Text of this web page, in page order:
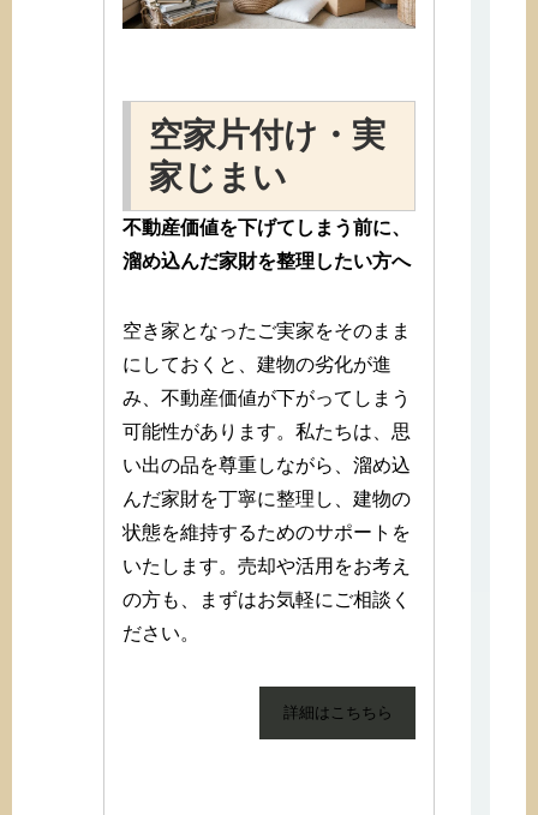
空家片付け・実
家じまい
不動産価値を下げてしまう前に、
溜め込んだ家財を整理したい方へ
空き家となったご実家をそのまま
にしておくと、建物の劣化が進
み、不動産価値が下がってしまう
可能性があります。私たちは、思
い出の品を尊重しながら、溜め込
んだ家財を丁寧に整理し、建物の
状態を維持するためのサポートを
いたします。売却や活用をお考え
の方も、まずはお気軽にご相談く
ださい。
詳細はこちちら